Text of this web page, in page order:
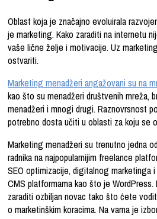
Oblast koja je značajno evoluirala
je marketing. Kako zaraditi na internetu
vaše lične želje i motivacije. Uz
ostvariti.
Marketing menadžeri angažovani su na
kao što su menadžeri društvenih mreža,
menadžeri i mnogi drugi. Raznovrsnost
potrebno dosta učiti u oblasti za koju se
Marketing menadžeri su trenutno jedna
radnika na najpopularnijim freelance
SEO optimizacije, digitalnog marketinga
CMS platformama kao što je
zaraditi ozbiljan novac tako što ćete
o marketinškim koracima. Na vama je